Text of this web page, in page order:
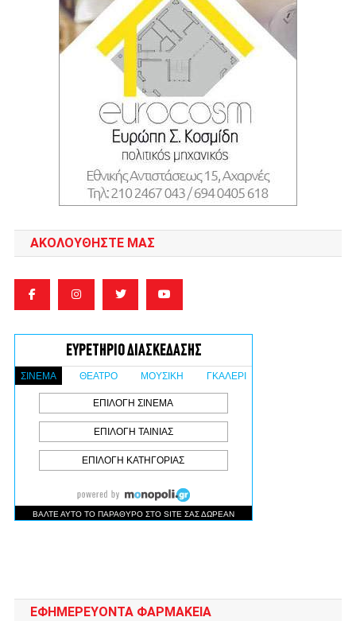
ΑΚΟΛΟΥΘΉΣΤΕ ΜΑΣ
ΕΦΗΜΕΡΕΥΟΝΤΑ ΦΑΡΜΑΚΕΙΑ